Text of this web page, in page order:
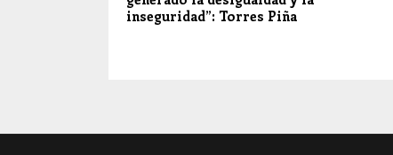
inseguridad”: Torres Piña